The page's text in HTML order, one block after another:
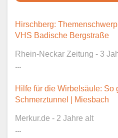
Dieser Teil dient
Kontaktaufnahme
Hirschberg:
VHS Badische Bergstraße
Rhein-Neckar Zeitung - 3
...
Hilfe für die Wirbelsäule: So
Schmerztunnel | Miesbach
Merkur.de - 2 Jahre alt
...